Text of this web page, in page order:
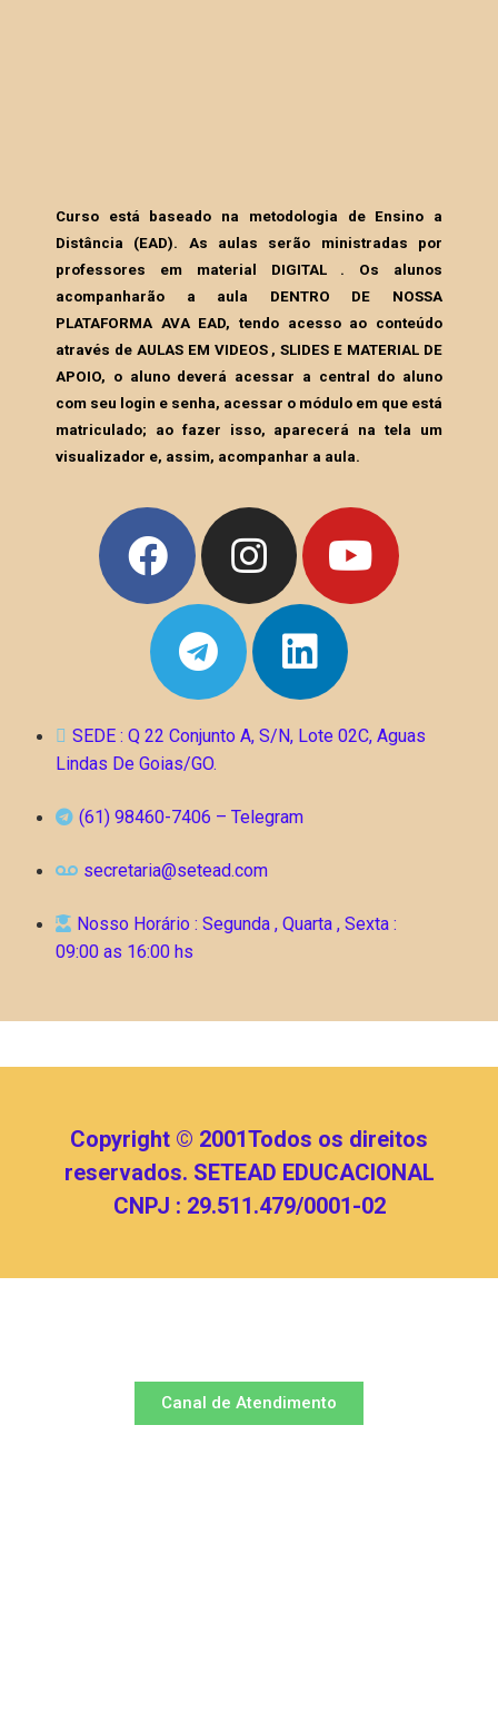
Curso está baseado na metodologia de Ensino a
Distância (EAD). As aulas serão ministradas por
professores em material DIGITAL . Os alunos
acompanharão a aula DENTRO DE NOSSA
PLATAFORMA AVA EAD, tendo acesso ao conteúdo
através de AULAS EM VIDEOS , SLIDES E MATERIAL DE
APOIO, o aluno deverá acessar a central do aluno
com seu login e senha, acessar o módulo em que está
matriculado; ao fazer isso, aparecerá na tela um
visualizador e, assim, acompanhar a aula.
SEDE : Q 22 Conjunto A, S/N, Lote 02C, Aguas
Lindas De Goias/GO.
(61) 98460-7406 – Telegram
secretaria@setead.com
Nosso Horário : Segunda , Quarta , Sexta :
09:00 as 16:00 hs
Copyright © 2001Todos os direitos
reservados. SETEAD EDUCACIONAL
CNPJ : 29.511.479/0001-02
Canal de Atendimento